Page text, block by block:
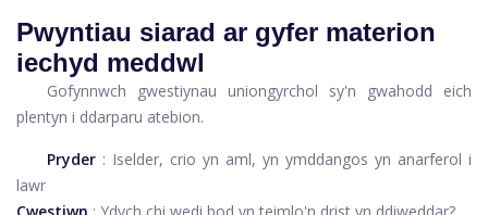
Pwyntiau siarad ar gyfer materion
iechyd meddwl
Gofynnwch gwestiynau uniongyrchol sy'n gwahodd eich
plentyn i ddarparu atebion.
Pryder : Iselder, crio yn aml, yn ymddangos yn anarferol i
lawr